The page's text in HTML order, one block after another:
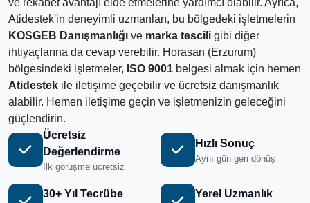
ve rekabet avantajı elde etmelerine yardımcı olabilir. Ayrıca,
Atidestek'in deneyimli uzmanları, bu bölgedeki işletmelerin
KOSGEB Danışmanlığı ve marka tescili gibi diğer
ihtiyaçlarına da cevap verebilir. Horasan (Erzurum)
bölgesindeki işletmeler, ISO 9001 belgesi almak için hemen
Atidestek ile iletişime geçebilir ve ücretsiz danışmanlık
alabilir. Hemen iletişime geçin ve işletmenizin geleceğini
güçlendirin.
Ücretsiz
Değerlendirme
İlk görüşme ücretsiz
Hızlı Sonuç
Aynı gün geri dönüş
30+ Yıl Tecrübe Yerel Uzmanlık